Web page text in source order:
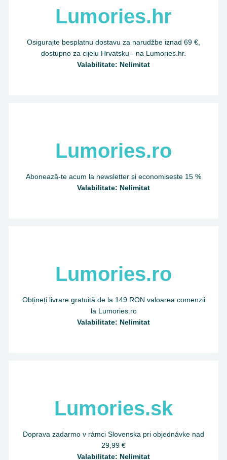
Lumories.hr
Osigurajte besplatnu dostavu za narudžbe iznad 69 €,
dostupno za cijelu Hrvatsku - na Lumories.hr.
Valabilitate: Nelimitat
Lumories.ro
Abonează-te acum la newsletter și economisește 15 %
Valabilitate: Nelimitat
Lumories.ro
Obțineți livrare gratuită de la 149 RON valoarea comenzii
la Lumories.ro
Valabilitate: Nelimitat
Lumories.sk
Doprava zadarmo v rámci Slovenska pri objednávke nad
29,99 €
Valabilitate: Nelimitat